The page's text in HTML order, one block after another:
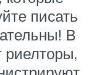
писать
В
риелторы,